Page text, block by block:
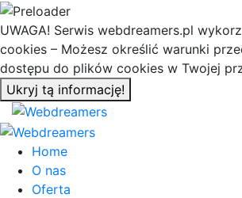
UWAGA! Serwis webdreamers.pl
cookies – Możesz określić warunki
dostępu do plików cookies w Twojej
Ukryj tą informację!
Home
O nas
Oferta